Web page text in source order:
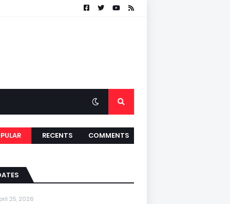
RECENTS COMMENTS
25, 2026